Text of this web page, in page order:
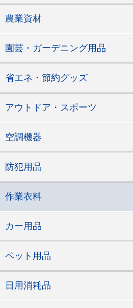
農業資材
園芸・ガーデニング用品
省エネ・節約グッズ
アウトドア・スポーツ
空調機器
防犯用品
作業衣料
カー用品
ペット用品
日用消耗品